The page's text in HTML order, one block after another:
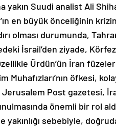
yakın Suudi analist Ali
en büyük önceliğinin
olması durumunda,
İsrail’den ziyade,
Ürdün’ün İran
Muhafızları’nın öfkesi,
Post gazetesi,
önemli bir rol
sebebiyle,